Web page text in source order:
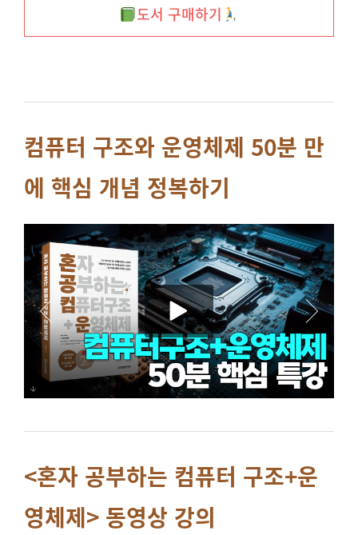
도서 구매하기
컴퓨터 구조와 운영체제 50분 만
에 핵심 개념 정복하기
<혼자 공부하는 컴퓨터 구조+운
영체제> 동영상 강의